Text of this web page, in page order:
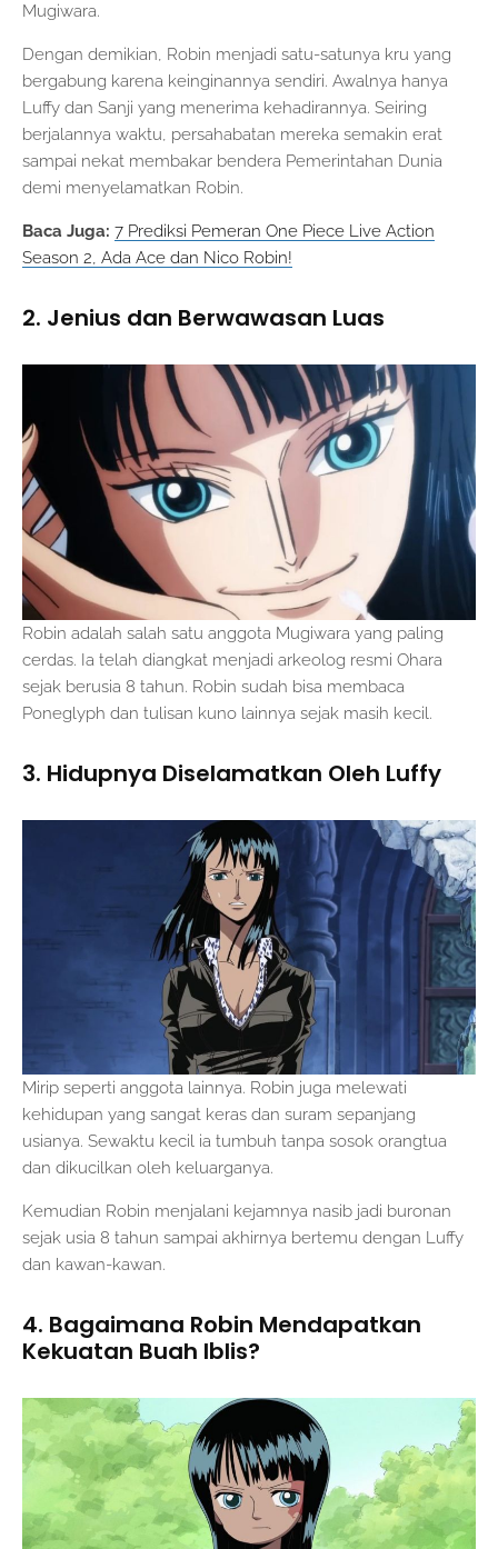
Mugiwara.
Dengan demikian, Robin menjadi satu-satunya kru yang
bergabung karena keinginannya sendiri. Awalnya hanya
Luffy dan Sanji yang menerima kehadirannya. Seiring
berjalannya waktu, persahabatan mereka semakin erat
sampai nekat membakar bendera Pemerintahan Dunia
demi menyelamatkan Robin.
Baca Juga: 7 Prediksi Pemeran One Piece Live Action
Season 2, Ada Ace dan Nico Robin!
2. Jenius dan Berwawasan Luas
Robin adalah salah satu anggota Mugiwara yang paling
cerdas. Ia telah diangkat menjadi arkeolog resmi Ohara
sejak berusia 8 tahun. Robin sudah bisa membaca
Poneglyph dan tulisan kuno lainnya sejak masih kecil.
3. Hidupnya Diselamatkan Oleh Luffy
Mirip seperti anggota lainnya. Robin juga melewati
kehidupan yang sangat keras dan suram sepanjang
usianya. Sewaktu kecil ia tumbuh tanpa sosok orangtua
dan dikucilkan oleh keluarganya.
Kemudian Robin menjalani kejamnya nasib jadi buronan
sejak usia 8 tahun sampai akhirnya bertemu dengan Luffy
dan kawan-kawan.
4. Bagaimana Robin Mendapatkan
Kekuatan Buah Iblis?